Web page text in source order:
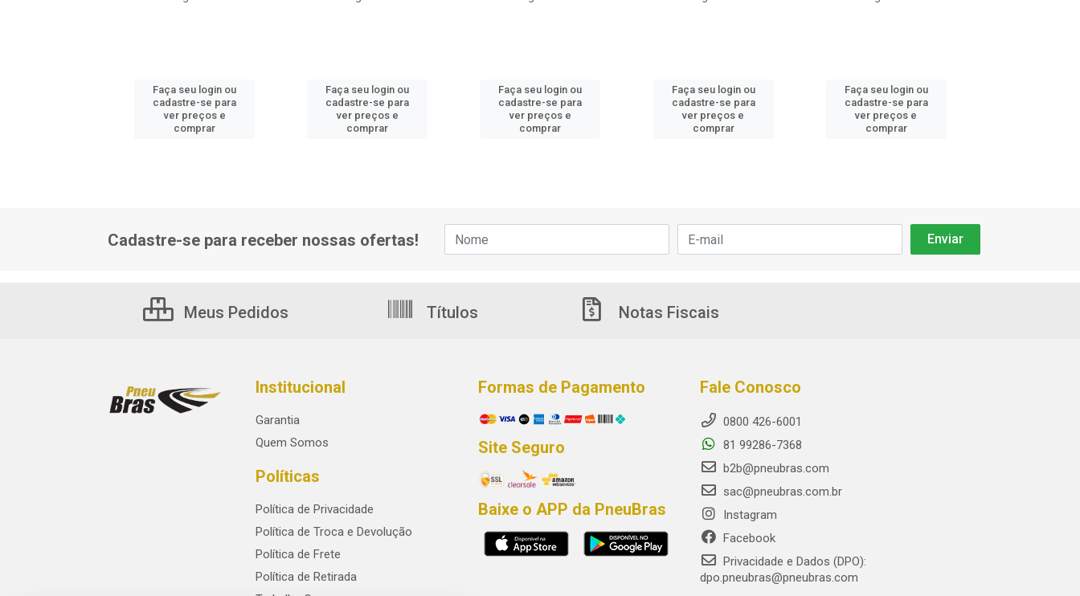
Faça seu login ou
cadastre-se para
ver preços e
comprar
Faça seu login ou
cadastre-se para
ver preços e
comprar
Faça seu login ou
cadastre-se para
ver preços e
comprar
Faça seu login ou
cadastre-se para
ver preços e
comprar
Faça seu login ou
cadastre-se para
ver preços e
comprar
Cadastre-se para receber nossas ofertas!
Meus Pedidos Títulos Notas Fiscais
Institucional
Garantia
Quem Somos
Políticas
Política de Privacidade
Política de Troca e Devolução
Política de Frete
Política de Retirada
Formas de Pagamento
Site Seguro
Baixe o APP da PneuBras
Fale Conosco
0800 426-6001
81 99286-7368
b2b@pneubras.com
sac@pneubras.com.br
Instagram
Facebook
Privacidade e Dados (DPO):
dpo.pneubras@pneubras.com